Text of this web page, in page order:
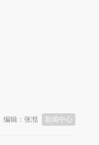
新闻中心
编辑：张湉